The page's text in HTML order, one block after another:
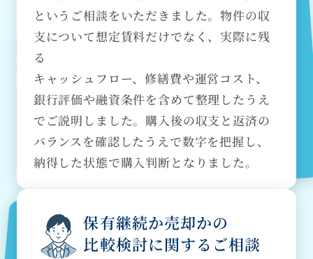
というご相談をいただきました。物件の収
支について想定賃料だけでなく、実際に残
る
キャッシュフロー、修繕費や運営コスト、
銀行評価や融資条件を含めて整理したうえ
でご説明しました。購入後の収支と返済の
バランスを確認したうえで数字を把握し、
納得した状態で購入判断となりました。
保有継続か売却かの
比較検討に関するご相談